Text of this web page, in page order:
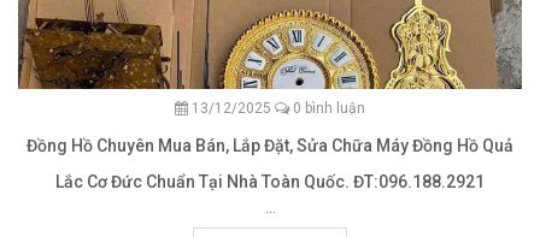
13/12/2025 0 bình luận
Đồng Hồ Chuyên Mua Bán, Lắp Đặt, Sửa Chữa Máy Đồng Hồ Quả
Lắc Cơ Đức Chuẩn Tại Nhà Toàn Quốc. ĐT:096.188.2921
...